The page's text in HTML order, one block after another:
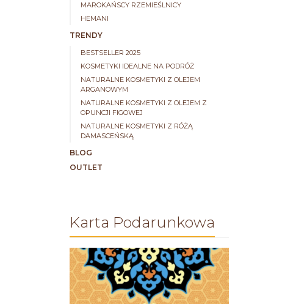
MAROKAŃSCY RZEMIEŚLNICY
HEMANI
TRENDY
BESTSELLER 2025
KOSMETYKI IDEALNE NA PODRÓŻ
NATURALNE KOSMETYKI Z OLEJEM
ARGANOWYM
NATURALNE KOSMETYKI Z OLEJEM Z
OPUNCJI FIGOWEJ
NATURALNE KOSMETYKI Z RÓŻĄ
DAMASCEŃSKĄ
BLOG
OUTLET
Karta Podarunkowa